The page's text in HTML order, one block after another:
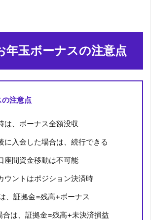
年玉ボーナスの注意点
の注意点
は、ボーナス全額没収
に入金した場合は、続行できる
座間資金移動は不可能
ウントはポジション決済時
、証拠金=残高+ボーナス
は、証拠金=残高+未決済損益